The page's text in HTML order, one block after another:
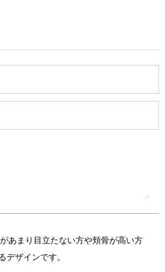
あまり目立たない方や頬骨が高い方
デザインです。